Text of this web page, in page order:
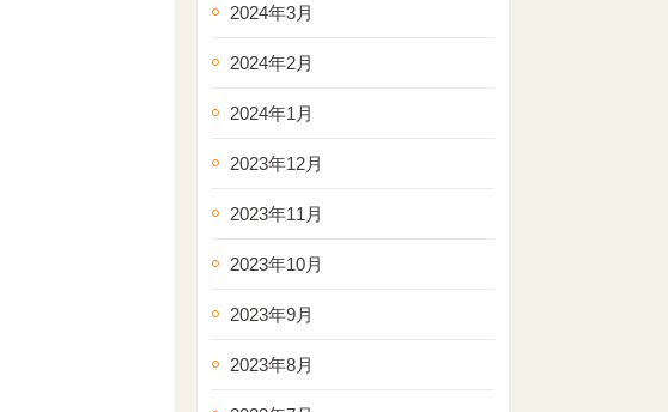
2024年3月
2024年2月
2024年1月
2023年12月
2023年11月
2023年10月
2023年9月
2023年8月